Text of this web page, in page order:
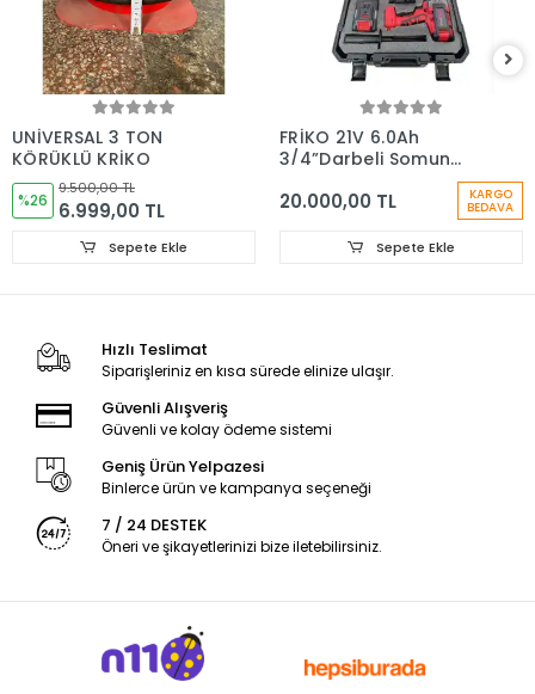
UNİVERSAL 3 TON
KÖRÜKLÜ KRİKO
%26
9.500,00 TL
6.999,00 TL
Sepete Ekle
FRİKO 21V 6.0Ah
3/4”Darbeli Somun
20.000,00 TL KARGO
BEDAVA
Sepete Ekle
Hızlı Teslimat
Siparişleriniz en kısa sürede elinize ulaşır.
Güvenli Alışveriş
Güvenli ve kolay ödeme sistemi
Geniş Ürün Yelpazesi
Binlerce ürün ve kampanya seçeneği
7 / 24 DESTEK
Öneri ve şikayetlerinizi bize iletebilirsiniz.